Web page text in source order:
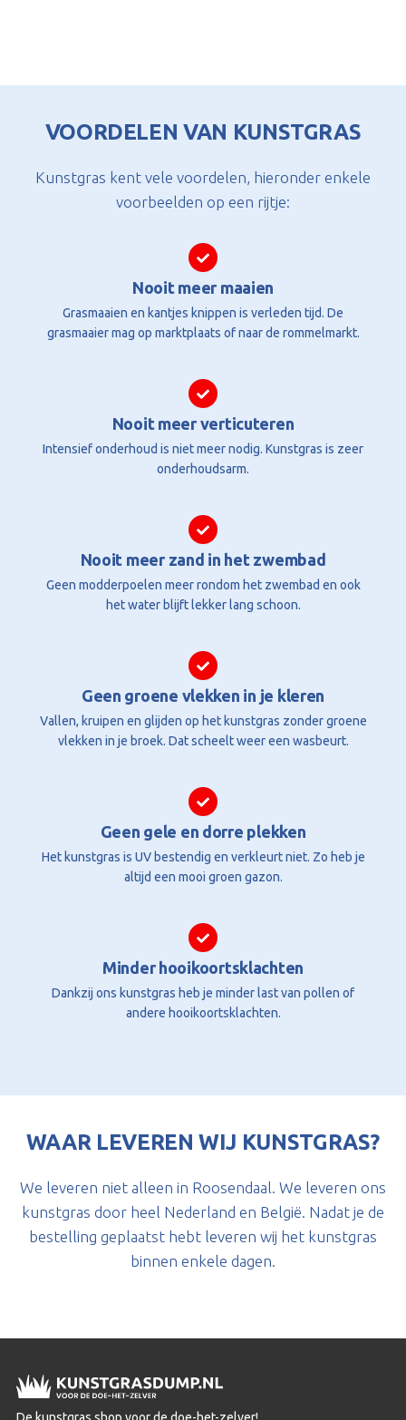
VOORDELEN VAN KUNSTGRAS
Kunstgras kent vele voordelen, hieronder enkele
voorbeelden op een rijtje:
Nooit meer maaien
Grasmaaien en kantjes knippen is verleden tijd. De
grasmaaier mag op marktplaats of naar de rommelmarkt.
Nooit meer verticuteren
Intensief onderhoud is niet meer nodig. Kunstgras is zeer
onderhoudsarm.
Nooit meer zand in het zwembad
Geen modderpoelen meer rondom het zwembad en ook
het water blijft lekker lang schoon.
Geen groene vlekken in je kleren
Vallen, kruipen en glijden op het kunstgras zonder groene
vlekken in je broek. Dat scheelt weer een wasbeurt.
Geen gele en dorre plekken
Het kunstgras is UV bestendig en verkleurt niet. Zo heb je
altijd een mooi groen gazon.
Minder hooikoortsklachten
Dankzij ons kunstgras heb je minder last van pollen of
andere hooikoortsklachten.
WAAR LEVEREN WIJ KUNSTGRAS?
We leveren niet alleen in Roosendaal. We leveren ons
kunstgras door heel Nederland en België. Nadat je de
bestelling geplaatst hebt leveren wij het kunstgras
binnen enkele dagen.